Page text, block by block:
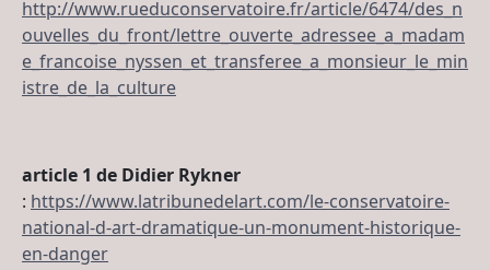
http://www.rueduconservatoire.fr/article/6474/des_n
ouvelles_du_front/lettre_ouverte_adressee_a_madam
e_francoise_nyssen_et_transferee_a_monsieur_le_min
istre_de_la_culture
article 1 de Didier Rykner
: https://www.latribunedelart.com/le-conservatoire-
national-d-art-dramatique-un-monument-historique-
en-danger